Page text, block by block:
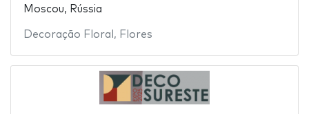
Moscou, Rússia
Decoração Floral , Flores